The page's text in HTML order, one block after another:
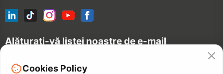
Alăturați-vă listei noastre de e-mail
Cookies Policy